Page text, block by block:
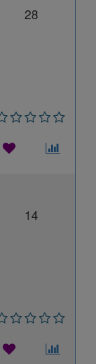
28
14